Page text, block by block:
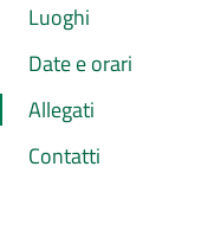
Luoghi
Date e orari
Allegati
Contatti